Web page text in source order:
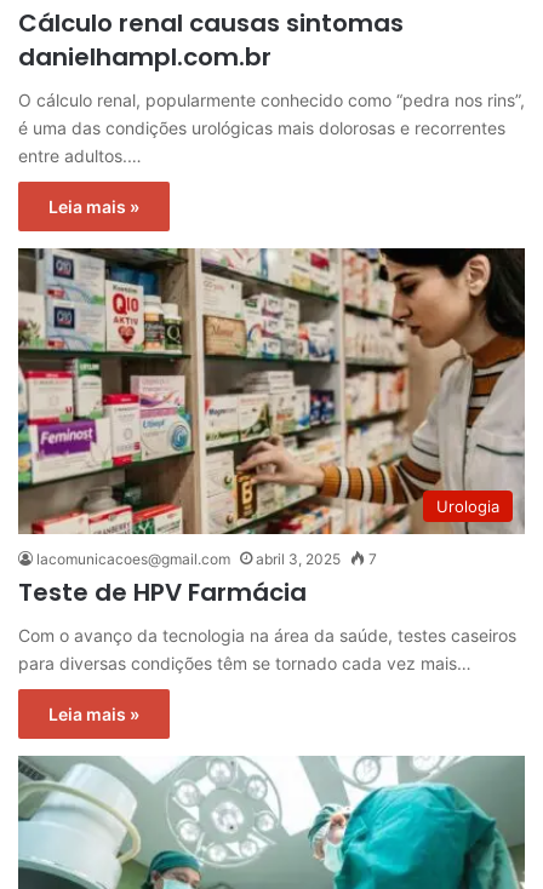
Cálculo renal causas sintomas
danielhampl.com.br
O cálculo renal, popularmente conhecido como “pedra nos rins”,
é uma das condições urológicas mais dolorosas e recorrentes
entre adultos.…
Leia mais »
Urologia
lacomunicacoes@gmail.com abril 3, 2025 7
Teste de HPV Farmácia
Com o avanço da tecnologia na área da saúde, testes caseiros
para diversas condições têm se tornado cada vez mais…
Leia mais »